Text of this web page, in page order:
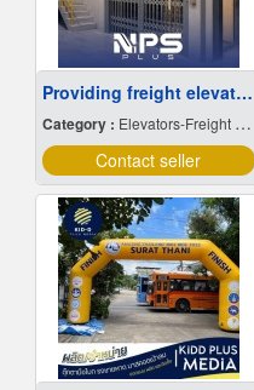
Providing freight elevator installation services
Category : Elevators-Freight & Passenger
Contact seller